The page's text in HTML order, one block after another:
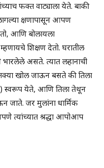
फक्त वाट्याला येते. बाकी
क्षणापासून आपण
आणि बोलायला
म्हणायचे शिक्षण देतो. घरातील
असते. त्यात लहानाची
खोल जाऊन बसते की तिला
स्वरूप येते, आणि तिला तेथून
जर मुलांना धार्मिक
त्यांच्यात श्रद्धा आपोआप